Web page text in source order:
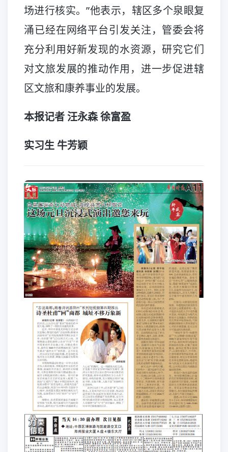
场进行核实。”他表示，辖区多个泉眼复
涌已经在网络平台引发关注，管委会将
充分利用好新发现的水资源，研究它们
对文旅发展的推动作用，进一步促进辖
区文旅和康养事业的发展。
本报记者 汪永森 徐富盈
实习生 牛芳颖